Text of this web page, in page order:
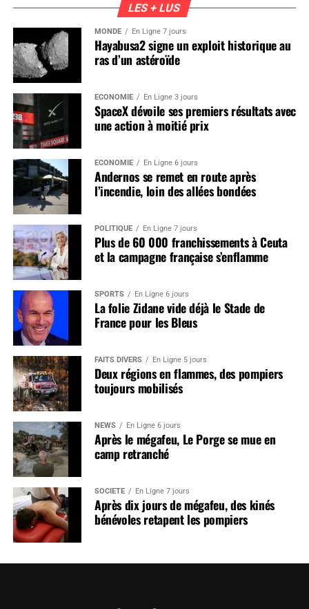
LES + LUS
MONDE En Ligne 7 jours
Hayabusa2 signe un exploit historique au
ras d’un astéroïde
ÉCONOMIE En Ligne 3 jours
SpaceX dévoile ses premiers résultats avec
une action à moitié prix
ÉCONOMIE En Ligne 6 jours
Andernos se remet en route après
l’incendie, loin des allées bondées
POLITIQUE En Ligne 7 jours
Plus de 60 000 franchissements à Ceuta
et la campagne française s’enflamme
SPORTS En Ligne 6 jours
La folie Zidane vide déjà le Stade de
France pour les Bleus
FAITS DIVERS En Ligne 5 jours
Deux régions en flammes, des pompiers
toujours mobilisés
NEWS En Ligne 6 jours
Après le mégafeu, Le Porge se mue en
camp retranché
SOCIÉTÉ En Ligne 7 jours
Après dix jours de mégafeu, des kinés
bénévoles retapent les pompiers